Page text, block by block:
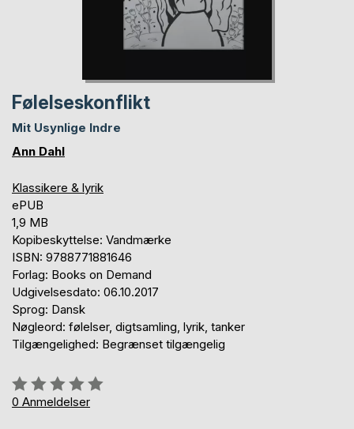
Følelseskonflikt
Mit Usynlige Indre
Ann Dahl
Klassikere & lyrik
ePUB
1,9 MB
Kopibeskyttelse: Vandmærke
ISBN: 9788771881646
Forlag: Books on Demand
Udgivelsesdato: 06.10.2017
Sprog: Dansk
Nøgleord: følelser, digtsamling, lyrik, tanker
Tilgængelighed: Begrænset tilgængelig
Anmeldelse::
0%
0 Anmeldelser